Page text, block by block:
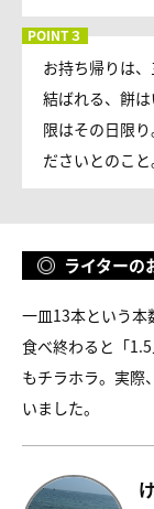
お持ち帰りは
結ばれる、餅
限はその日限
ださいとのこと
ライターの
一皿13本という本
食べ終わると「
もチラホラ。実際
いました。